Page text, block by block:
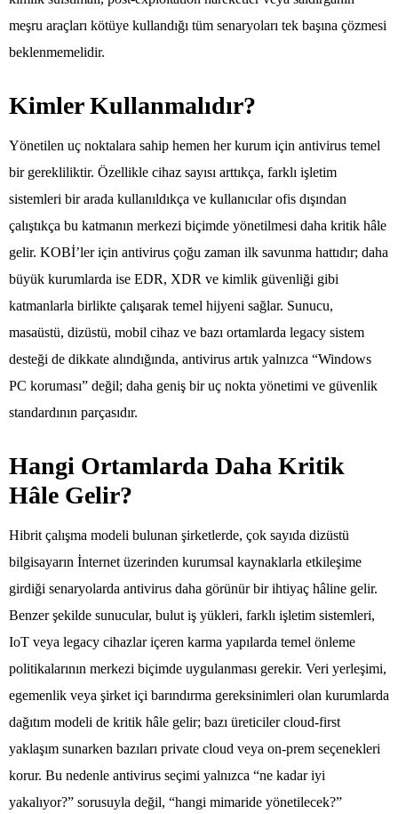
meşru araçları kötüye kullandığı tüm senaryoları tek başına çözmesi
beklenmemelidir.
Kimler Kullanmalıdır?
Yönetilen uç noktalara sahip hemen her kurum için antivirus temel
bir gerekliliktir. Özellikle cihaz sayısı arttıkça, farklı işletim
sistemleri bir arada kullanıldıkça ve kullanıcılar ofis dışından
çalıştıkça bu katmanın merkezi biçimde yönetilmesi daha kritik hâle
gelir. KOBİ’ler için antivirus çoğu zaman ilk savunma hattıdır; daha
büyük kurumlarda ise EDR, XDR ve kimlik güvenliği gibi
katmanlarla birlikte çalışarak temel hijyeni sağlar. Sunucu,
masaüstü, dizüstü, mobil cihaz ve bazı ortamlarda legacy sistem
desteği de dikkate alındığında, antivirus artık yalnızca “Windows
PC koruması” değil; daha geniş bir uç nokta yönetimi ve güvenlik
standardının parçasıdır.
Hangi Ortamlarda Daha Kritik
Hâle Gelir?
Hibrit çalışma modeli bulunan şirketlerde, çok sayıda dizüstü
bilgisayarın İnternet üzerinden kurumsal kaynaklarla etkileşime
girdiği senaryolarda antivirus daha görünür bir ihtiyaç hâline gelir.
Benzer şekilde sunucular, bulut iş yükleri, farklı işletim sistemleri,
IoT veya legacy cihazlar içeren karma yapılarda temel önleme
politikalarının merkezi biçimde uygulanması gerekir. Veri yerleşimi,
egemenlik veya şirket içi barındırma gereksinimleri olan kurumlarda
dağıtım modeli de kritik hâle gelir; bazı üreticiler cloud-first
yaklaşım sunarken bazıları private cloud veya on-prem seçenekleri
korur. Bu nedenle antivirus seçimi yalnızca “ne kadar iyi
yakalıyor?” sorusuyla değil, “hangi mimaride yönetilecek?”